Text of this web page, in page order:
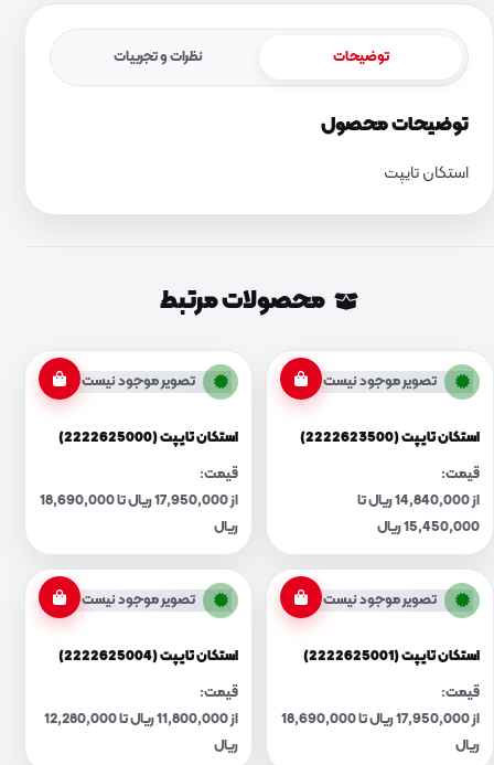
توضیحات نظرات و تجربیات
توضیحات محصول
استکان تایپت
محصولات مرتبط
تصویر موجود نیست
استکان تایپت (2222623500)
قیمت:
از 14,840,000 ریال تا
15,450,000 ریال
تصویر موجود نیست
استکان تایپت (2222625000)
قیمت:
از 17,950,000 ریال تا 18,690,000
ریال
تصویر موجود نیست
استکان تایپت (2222625001)
قیمت:
از 17,950,000 ریال تا 18,690,000
ریال
تصویر موجود نیست
استکان تایپت (2222625004)
قیمت:
از 11,800,000 ریال تا 12,280,000
ریال